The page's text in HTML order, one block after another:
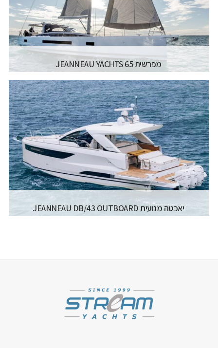
קרא עוד...
מפרשית JEANNEAU YACHTS 65
יצרן ודגם:
JEANNEAU SAILING YACHTS -
JEANNEAU YACHTS 65
רישיון משיט:
רישיון משיט יאכטה
אורך כללי:
20.45M / 67.1FT
רוחב כללי:
5.2M / 17.1FT
דגם מנוע:
175HP
קרא עוד...
יאכטה מנועית JEANNEAU DB/43 OUTBOARD
קרא עוד...